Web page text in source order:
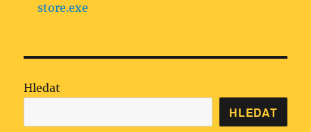
store.exe
Hledat
HLEDAT